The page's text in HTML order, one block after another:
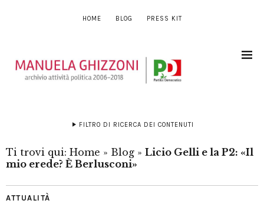
HOME BLOG PRESS KIT
FILTRO DI RICERCA DEI CONTENUTI
Ti trovi qui: Home » Blog » Licio Gelli e la P2: «Il
mio erede? È Berlusconi»
ATTUALITÀ